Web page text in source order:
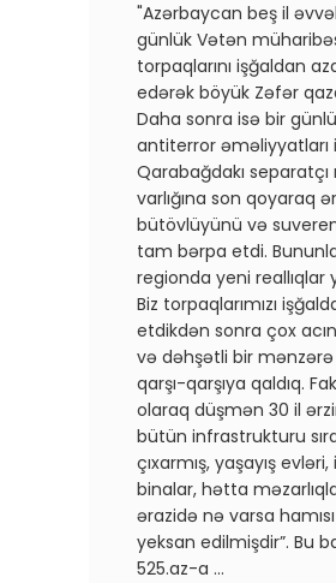
"Azərbaycan beş il
günlük Vətən
torpaqlarını işğaldan
edərək böyük Zəfər
Daha sonra isə bir
antiterror əməliyyatları
Qarabağdakı separatçı
varlığına son qoyaraq
bütövlüyünü və
tam bərpa etdi.
regionda yeni reallıqlar
Biz torpaqlarımızı
etdikdən sonra çox
və dəhşətli bir mənzərə
qarşı-qarşıya qaldıq.
olaraq düşmən 30 il
bütün infrastrukturu
çıxarmış, yaşayış
binalar, hətta
ərazidə nə varsa
yeksan edilmişdir”. Bu
525.az-a